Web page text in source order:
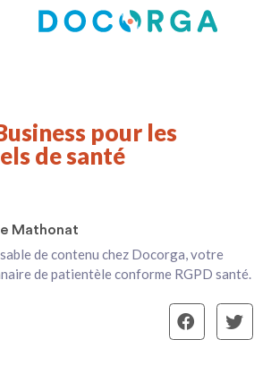
pour les
de santé
Mathonat
de contenu chez Docorga, votre
de patientèle conforme RGPD santé.